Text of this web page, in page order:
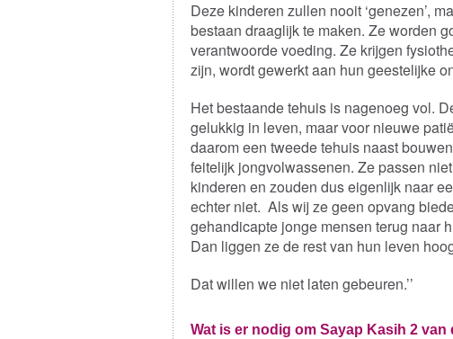
Deze kinderen zullen nooit ‘genezen’,
bestaan draaglijk te maken. Ze worden
verantwoorde voeding. Ze krijgen
zijn, wordt gewerkt aan hun geestelijke
Het bestaande tehuis is nagenoeg vol.
gelukkig in leven, maar voor nieuwe
daarom een tweede tehuis naast
feitelijk jongvolwassenen. Ze passen
kinderen en zouden dus eigenlijk naar
echter niet. Als wij ze geen opvang
gehandicapte jonge mensen terug naar
Dan liggen ze de rest van hun leven
Dat willen we niet laten gebeuren.’’
Wat is er nodig om Sayap Kasih 2